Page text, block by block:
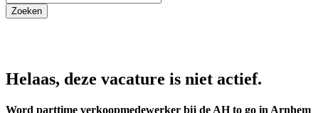
Helaas, deze vacature is niet actief.
Word parttime verkoopmedewerker bij de AH to go in Arnhem